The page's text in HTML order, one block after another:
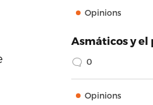
Opinions
Asmáticos y el
0
Opinions